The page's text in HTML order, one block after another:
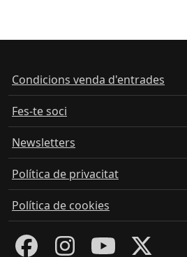
Condicions venda d'entrades
Fes-te soci
Newsletters
Política de privacitat
Política de cookies